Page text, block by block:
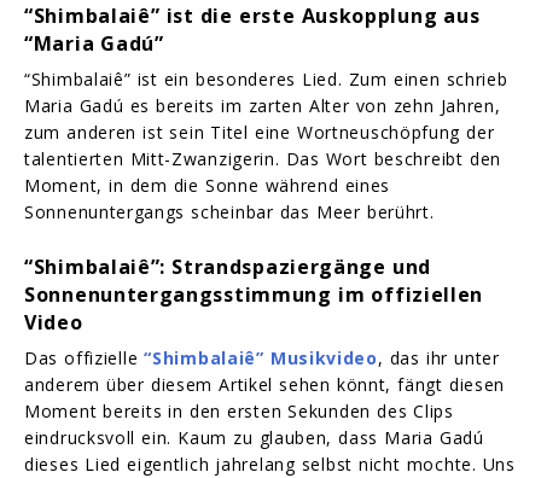
“Shimbalaiê” ist die erste Auskopplung aus
“Maria Gadú”
“Shimbalaiê” ist ein besonderes Lied. Zum einen schrieb
Maria Gadú es bereits im zarten Alter von zehn Jahren,
zum anderen ist sein Titel eine Wortneuschöpfung der
talentierten Mitt-Zwanzigerin. Das Wort beschreibt den
Moment, in dem die Sonne während eines
Sonnenuntergangs scheinbar das Meer berührt.
“Shimbalaiê”: Strandspaziergänge und
Sonnenuntergangsstimmung im offiziellen
Video
Das offizielle“Shimbalaiê” Musikvideo, das ihr unter
anderem über diesem Artikel sehen könnt, fängt diesen
Moment bereits in den ersten Sekunden des Clips
eindrucksvoll ein. Kaum zu glauben, dass Maria Gadú
dieses Lied eigentlich jahrelang selbst nicht mochte. Uns